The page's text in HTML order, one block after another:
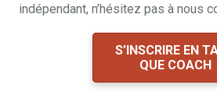
indépendant, n’hésitez pas à nous
S’INSCRIRE EN
QUE COACH